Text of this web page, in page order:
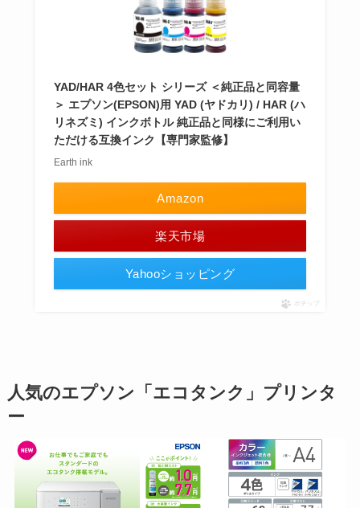
YAD/HAR 4色セット シリーズ ＜純正品と同容量
＞ エプソン(EPSON)用 YAD (ヤドカリ) / HAR (ハ
リネズミ) インクボトル 純正品と同様にご利用い
ただける互換インク【専門家監修】
Earth ink
Amazon
楽天市場
Yahooショッピング
ポチップ
人気のエプソン「エコタンク」プリンタ
ー